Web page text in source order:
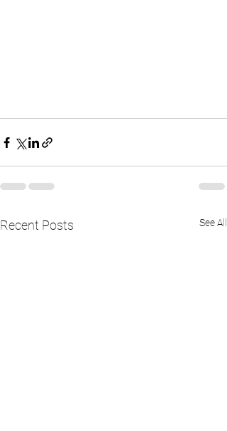
Recent Posts See All